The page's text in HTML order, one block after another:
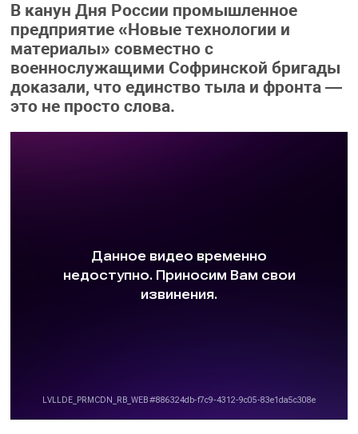
В канун Дня России промышленное
предприятие «Новые технологии и
материалы» совместно с
военнослужащими Софринской бригады
доказали, что единство тыла и фронта —
это не просто слова.